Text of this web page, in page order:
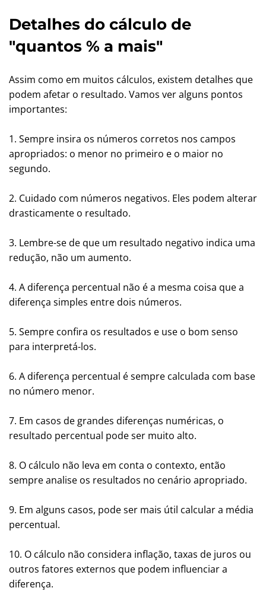
Detalhes do cálculo de
"quantos % a mais"
Assim como em muitos cálculos, existem detalhes que
podem afetar o resultado. Vamos ver alguns pontos
importantes:
1. Sempre insira os números corretos nos campos
apropriados: o menor no primeiro e o maior no
segundo.
2. Cuidado com números negativos. Eles podem alterar
drasticamente o resultado.
3. Lembre-se de que um resultado negativo indica uma
redução, não um aumento.
4. A diferença percentual não é a mesma coisa que a
diferença simples entre dois números.
5. Sempre confira os resultados e use o bom senso
para interpretá-los.
6. A diferença percentual é sempre calculada com base
no número menor.
7. Em casos de grandes diferenças numéricas, o
resultado percentual pode ser muito alto.
8. O cálculo não leva em conta o contexto, então
sempre analise os resultados no cenário apropriado.
9. Em alguns casos, pode ser mais útil calcular a média
percentual.
10. O cálculo não considera inflação, taxas de juros ou
outros fatores externos que podem influenciar a
diferença.